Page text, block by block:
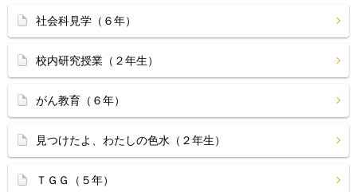
社会科見学（６年）
校内研究授業（２年生）
がん教育（６年）
見つけたよ、わたしの色水（２年生）
ＴＧＧ（５年）